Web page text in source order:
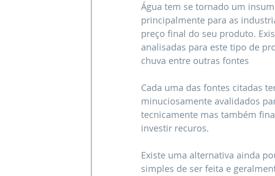
Água tem se tornado um
principalmente para as
preço final do seu produto.
analisadas para este tipo de
chuva entre outras fontes
Cada uma das fontes citadas
minuciosamente avalidados
tecnicamente mas também
investir recuros.
Existe uma alternativa ainda
simples de ser feita e